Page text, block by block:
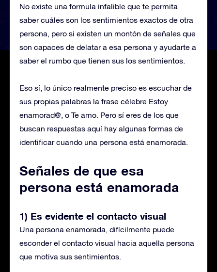
No existe una formula infalible que te permita
saber cuáles son los sentimientos exactos de otra
persona, pero si existen un montón de señales que
son capaces de delatar a esa persona y ayudarte a
saber el rumbo que tienen sus los sentimientos.
Eso sí, lo único realmente preciso es escuchar de
sus propias palabras la frase célebre Estoy
enamorad@, o Te amo. Pero sí eres de los que
buscan respuestas aquí hay algunas formas de
identificar cuando una persona está enamorada.
Señales de que esa
persona está enamorada
1) Es evidente el contacto visual
Una persona enamorada, difícilmente puede
esconder el contacto visual hacia aquella persona
que motiva sus sentimientos.